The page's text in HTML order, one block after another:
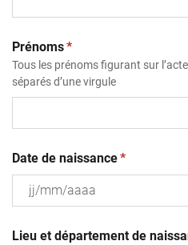
Prénoms(obligatoire)
*
Tous les prénoms figurant sur
séparés d’une virgule
Date de naissance(obligatoire)
*
slash
Lieu et département de